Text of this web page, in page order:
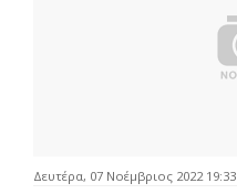
Δευτέρα, 07 Νοέμβριος 2022 19:33